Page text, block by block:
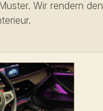
Wir rendern den